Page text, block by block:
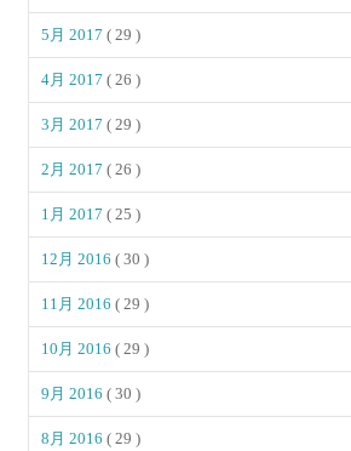
5月 2017( 29 )
4月 2017( 26 )
3月 2017( 29 )
2月 2017( 26 )
1月 2017( 25 )
12月 2016( 30 )
11月 2016( 29 )
10月 2016( 29 )
9月 2016( 30 )
8月 2016( 29 )